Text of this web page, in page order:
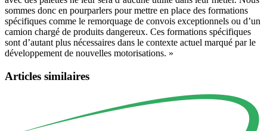
sommes donc en pourparlers pour mettre en place des formations
spécifiques comme le remorquage de convois exceptionnels ou d’un
camion chargé de produits dangereux. Ces formations spécifiques
sont d’autant plus nécessaires dans le contexte actuel marqué par le
développement de nouvelles motorisations. »
Articles similaires